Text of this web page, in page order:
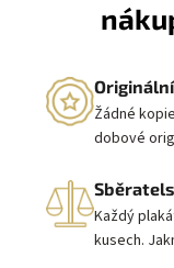
Žádné
dobové
Každý
kusech.